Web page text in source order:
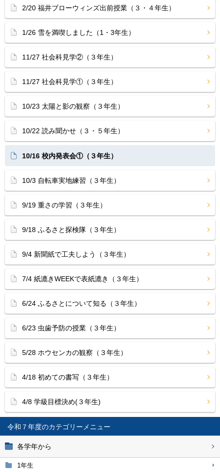
令和７年度
各学年から
1年生
2/20 福井ブローウィンズ出前授業（３・４年生）
1/26 雪を満喫しました（1・3年生）
11/27 社会科見学②（３年生）
11/27 社会科見学①（３年生）
10/23 太陽と影の観察（３年生）
10/22 読み聞かせ（３・５年生）
10/16 校内発表会①（３年生）
10/3 自転車実地練習（３年生）
9/19 重さの学習（３年生）
9/18 ふるさと探検隊（３年生）
9/4 新聞紙で工夫しよう（３年生）
7/4 紙漉きWEEKで表紙漉き（３年生）
6/24 ふるさとについて知る（３年生）
6/23 虫歯予防の授業（３年生）
5/28 ホウセンカの観察（３年生）
4/18 初めての書写（３年生）
4/8 学級目標決め(３年生)